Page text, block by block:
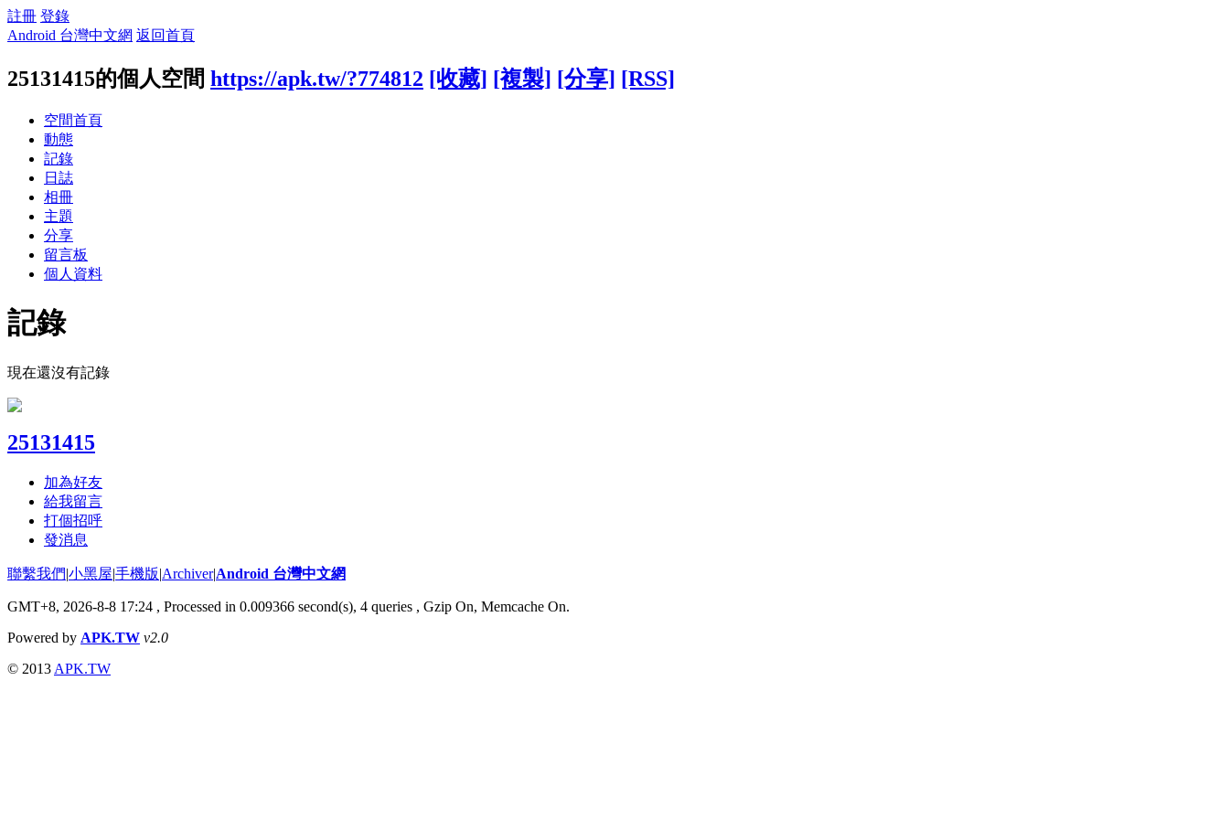
註冊 登錄
Android 台灣中文網 返回首頁
25131415的個人空間 https://apk.tw/?774812 [收藏] [複製] [分享] [RSS]
空間首頁
動態
記錄
日誌
相冊
主題
分享
留言板
個人資料
記錄
現在還沒有記錄
25131415
加為好友
給我留言
打個招呼
發消息
聯繫我們|小黑屋|手機版|Archiver|Android 台灣中文網
GMT+8, 2026-8-8 17:24 , Processed in 0.009366 second(s), 4 queries , Gzip On, Memcache On.
Powered by APK.TW v2.0
© 2013 APK.TW